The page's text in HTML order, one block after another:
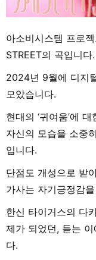
아소비시스템 프로
STREET의 곡입니다.
2024년 9월에 디지
모았습니다.
현대의 ‘귀여움’에
자신의 모습을 소중
입니다.
단점도 개성으로 받
가사는 자기긍정감
한신 타이거스의 다
제가 되었던, 듣는
다.